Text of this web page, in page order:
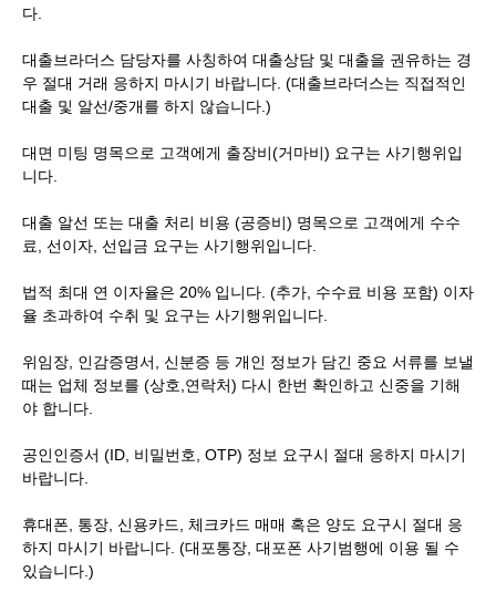
다.
대출브라더스 담당자를 사칭하여 대출상담 및 대출을 권유하는 경
우 절대 거래 응하지 마시기 바랍니다. (대출브라더스는 직접적인
대출 및 알선/중개를 하지 않습니다.)
대면 미팅 명목으로 고객에게 출장비(거마비) 요구는 사기행위입
니다.
대출 알선 또는 대출 처리 비용 (공증비) 명목으로 고객에게 수수
료, 선이자, 선입금 요구는 사기행위입니다.
법적 최대 연 이자율은 20% 입니다. (추가, 수수료 비용 포함) 이자
율 초과하여 수취 및 요구는 사기행위입니다.
위임장, 인감증명서, 신분증 등 개인 정보가 담긴 중요 서류를 보낼
때는 업체 정보를 (상호,연락처) 다시 한번 확인하고 신중을 기해
야 합니다.
공인인증서 (ID, 비밀번호, OTP) 정보 요구시 절대 응하지 마시기
바랍니다.
휴대폰, 통장, 신용카드, 체크카드 매매 혹은 양도 요구시 절대 응
하지 마시기 바랍니다. (대포통장, 대포폰 사기범행에 이용 될 수
있습니다.)